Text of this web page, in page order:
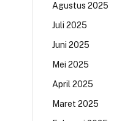
Agustus 2025
Juli 2025
Juni 2025
Mei 2025
April 2025
Maret 2025